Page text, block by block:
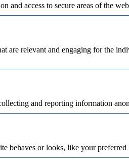
and access to secure areas of the
are relevant and engaging for the
and reporting information
behaves or looks, like your